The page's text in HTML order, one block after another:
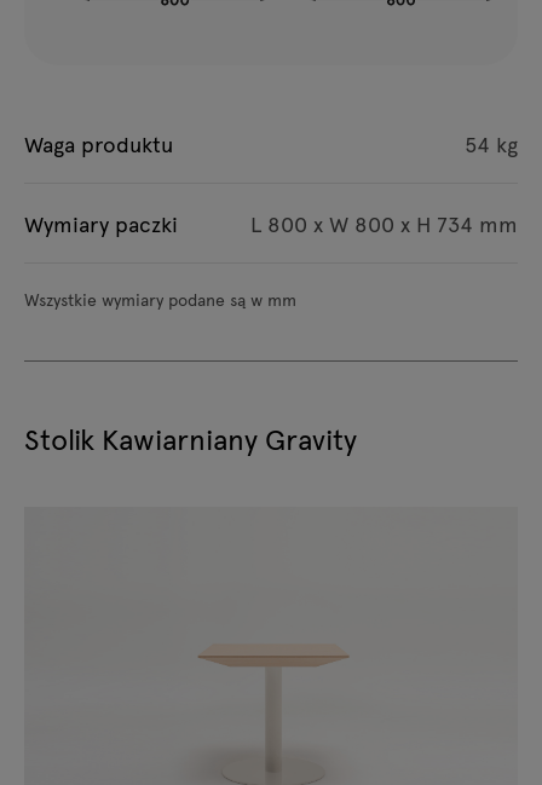
Waga produktu 54 kg
Wymiary paczki L 800 x W 800 x H 734 mm
Wszystkie wymiary podane są w mm
Stolik Kawiarniany Gravity